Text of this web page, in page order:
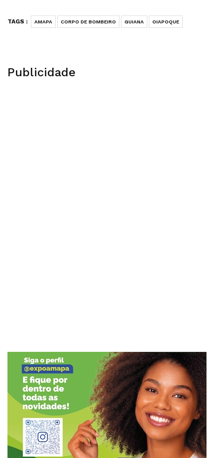
TAGS : AMAPA CORPO DE BOMBEIRO GUIANA OIAPOQUE
Publicidade